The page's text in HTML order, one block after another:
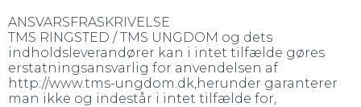
ANSVARSFRASKRIVELSE
TMS RINGSTED / TMS UNGDOM og dets
indholdsleverandører kan i intet tilfælde gøres
erstatningsansvarlig for anvendelsen af
http://www.tms-ungdom.dk,herunder garanterer
man ikke og indestår i intet tilfælde for,